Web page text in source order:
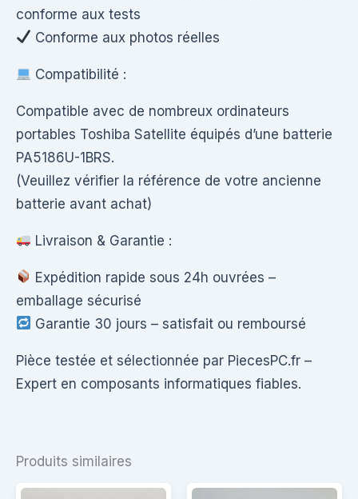
conforme aux tests
Conforme aux photos réelles
Compatibilité :
Compatible avec de nombreux ordinateurs
portables Toshiba Satellite équipés d’une batterie
PA5186U-1BRS.
(Veuillez vérifier la référence de votre ancienne
batterie avant achat)
Livraison & Garantie :
Expédition rapide sous 24h ouvrées –
emballage sécurisé
Garantie 30 jours – satisfait ou remboursé
Pièce testée et sélectionnée par PiecesPC.fr –
Expert en composants informatiques fiables.
Produits similaires